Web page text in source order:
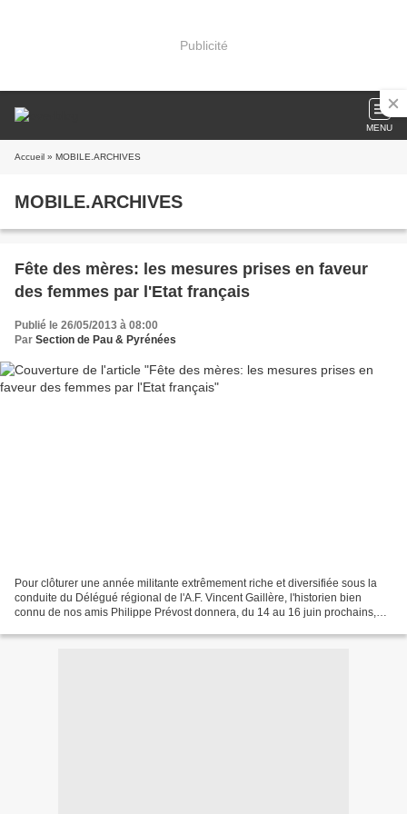
Publicité
MENU
Accueil » MOBILE.ARCHIVES
MOBILE.ARCHIVES
Fête des mères: les mesures prises en faveur
des femmes par l'Etat français
Publié le 26/05/2013 à 08:00
Par Section de Pau & Pyrénées
Pour clôturer une année militante extrêmement riche et diversifiée sous la
conduite du Délégué régional de l'A.F. Vincent Gaillère, l'historien bien
connu de nos amis Philippe Prévost donnera, du 14 au 16 juin prochains,